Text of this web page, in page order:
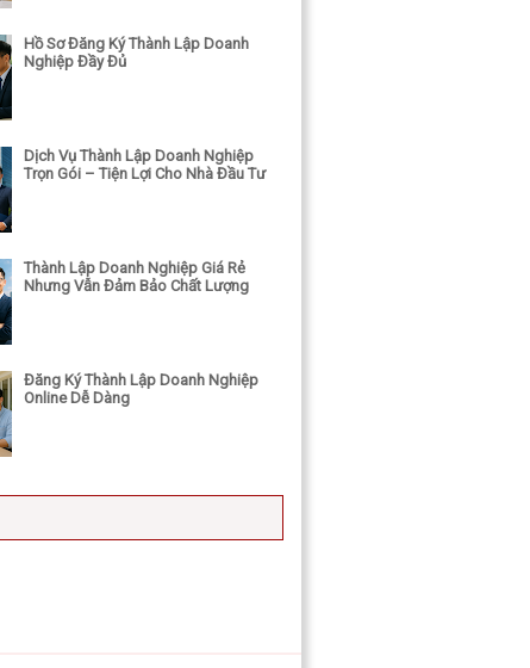
Hồ Sơ Đăng Ký Thành Lập Doanh
Nghiệp Đầy Đủ
Dịch Vụ Thành Lập Doanh Nghiệp
Trọn Gói – Tiện Lợi Cho Nhà Đầu Tư
Thành Lập Doanh Nghiệp Giá Rẻ
Nhưng Vẫn Đảm Bảo Chất Lượng
Đăng Ký Thành Lập Doanh Nghiệp
Online Dễ Dàng